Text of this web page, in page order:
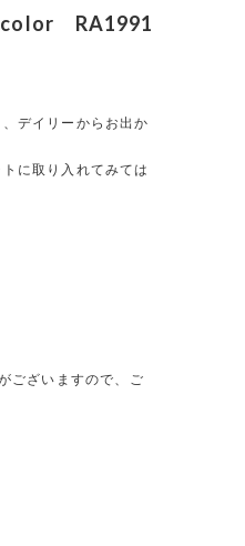
RA1991
デイリーからお出か
に取り入れてみては
ございますので、ご